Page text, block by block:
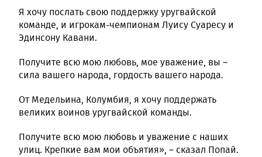
Я хочу послать свою поддержку уругвайской
команде, и игрокам-чемпионам Луису Суаресу и
Эдинсону Кавани.
Получите всю мою любовь, мое уважение, вы –
сила вашего народа, гордость вашего народа.
От Медельина, Колумбия, я хочу поддержать
великих воинов уругвайской команды.
Получите всю мою любовь и уважение с наших
улиц. Крепкие вам мои объятия», – сказал Попай.